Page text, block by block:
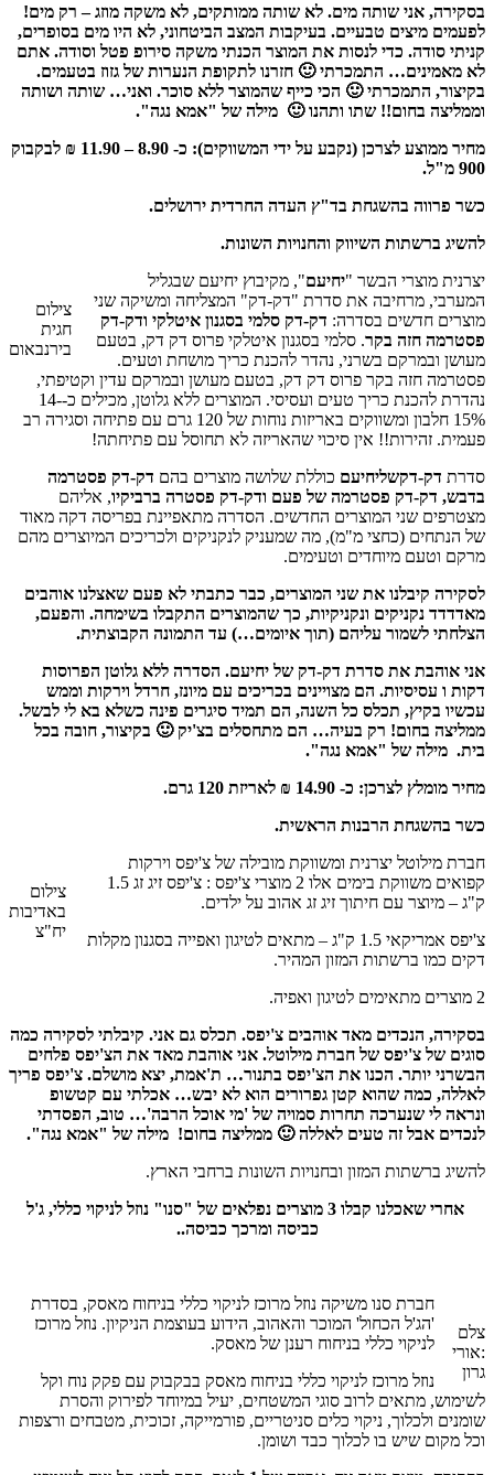
בסקירה, אני שותה מים. לא שותה ממותקים, לא משקה מוזג – רק מים!
לפעמים מיצים טבעיים. בעיקבות המצב הביטחוני, לא היו מים בסופרים,
קניתי סודה. כדי לנסות את המוצר הכנתי משקה סירופ פטל וסודה. אתם
לא מאמינים… התמכרתי 🙂 חזרנו לתקופת הנערות של גזוז בטעמים.
בקיצור, התמכרתי 🙂 הכי כייף שהמוצר ללא סוכר. ואני… שותה ושותה
וממליצה בחום!! שתו ותהנו 🙂 מילה של "אמא נגה".
מחיר ממוצע לצרכן (נקבע על ידי המשווקים): כ- 8.90 – 11.90 ₪ לבקבוק
900 מ"ל.
כשר פרווה בהשגחת בד"ץ העדה החרדית ירושלים.
להשיג ברשתות השיווק והחנויות השונות.
צילום
חגית
בירנבאום
יצרנית מוצרי הבשר "יחיעם", מקיבוץ יחיעם שבגליל
המערבי, מרחיבה את סדרת "דק-דק" המצליחה ומשיקה שני
מוצרים חדשים בסדרה: דק-דק סלמי בסגנון איטלקי ודק-דק
פסטרמה חזה בקר. סלמי בסגנון איטלקי פרוס דק דק, בטעם
מעושן ובמרקם בשרני, נהדר להכנת כריך מושחת וטעים.
פסטרמה חזה בקר פרוס דק דק, בטעם מעושן ובמרקם עדין וקטיפתי,
נהדרת להכנת כריך טעים ועסיסי. המוצרים ללא גלוטן, מכילים כ-14-
15% חלבון ומשווקים באריזות נוחות של 120 גרם עם פתיחה וסגירה רב
פעמית. זהירות!! אין סיכוי שהאריזה לא תחוסל עם פתיחתה!
סדרת דק-דקשליחיעם כוללת שלושה מוצרים בהם דק-דק פסטרמה
בדבש, דק-דק פסטרמה של פעם ודק-דק פסטרה ברביקיו, אליהם
מצטרפים שני המוצרים החדשים. הסדרה מתאפיינת בפריסה דקה מאוד
של הנתחים (כחצי מ"מ), מה שמעניק לנקניקים ולכריכים המיוצרים מהם
מרקם וטעם מיוחדים וטעימים.
לסקירה קיבלנו את שני המוצרים, כבר כתבתי לא פעם שאצלנו אוהבים
מאדדדד נקניקים ונקניקיות, כך שהמוצרים התקבלו בשימחה. והפעם,
הצלחתי לשמור עליהם (תוך איומים…) עד התמונה הקבוצתית.
אני אוהבת את סדרת דק-דק של יחיעם. הסדרה ללא גלוטן הפרוסות
דקות ו עסיסיות. הם מצויינים בכריכים עם מיונז, חרדל וירקות וממש
עכשיו בקיץ, תכלס כל השנה, הם תמיד סיגרים פינה כשלא בא לי לבשל.
ממליצה בחום! רק בעיה… הם מתחסלים בצ'יק 🙂 בקיצור, חובה בכל
בית. מילה של "אמא נגה".
מחיר מומלץ לצרכן: כ- 14.90 ₪ לאריזת 120 גרם.
כשר בהשגחת הרבנות הראשית.
צילום
באדיבות
יח"צ
חברת מילוטל יצרנית ומשווקת מובילה של צ'יפס וירקות
קפואים משווקת בימים אלו 2 מוצרי צ'יפס : צ'יפס זיג זג 1.5
ק"ג – מיוצר עם חיתוך זיג זג אהוב על ילדים.
צ'יפס אמריקאי 1.5 ק"ג – מתאים לטיגון ואפייה בסגנון מקלות
דקים כמו ברשתות המזון המהיר.
2 מוצרים מתאימים לטיגון ואפיה.
בסקירה, הנכדים מאד אוהבים צ'יפס. תכלס גם אני. קיבלתי לסקירה כמה
סוגים של צ'יפס של חברת מילוטל. אני אוהבת מאד את הצ'יפס פלחים
הבשרני יותר. הכנו את הצ'יפס בתנור… ת'אמת, יצא מושלם. צ'יפס פריך
לאללה, כמה שהוא קטן גפרורים הוא לא יבש… אכלתי עם קטשופ
ונראה לי שנערכה תחרות סמויה של 'מי אוכל הרבה'… טוב, הפסדתי
לנכדים אבל זה טעים לאללה 🙂 ממליצה בחום! מילה של "אמא נגה".
להשיג ברשתות המזון ובחנויות השונות ברחבי הארץ.
אחרי שאכלנו קבלו 3 מוצרים נפלאים של "סנו" נוזל לניקוי כללי, ג'ל
כביסה ומרכך כביסה..
צלם
:אורי
גרון
חברת סנו משיקה נוזל מרוכז לניקוי כללי בניחוח מאסק, בסדרת
'הג'ל הכחול' המוכר והאהוב, הידוע בעוצמת הניקיון. נוזל מרוכז
לניקוי כללי בניחוח רענן של מאסק.
נוזל מרוכז לניקוי כללי בניחוח מאסק בבקבוק עם פקק נוח וקל
לשימוש, מתאים לרוב סוגי המשטחים, יעיל במיוחד לפירוק והסרת
שומנים ולכלוך, ניקוי כלים סניטריים, פורמייקה, זכוכית, מטבחים ורצפות
וכל מקום שיש בו לכלוך כבד ושומן.